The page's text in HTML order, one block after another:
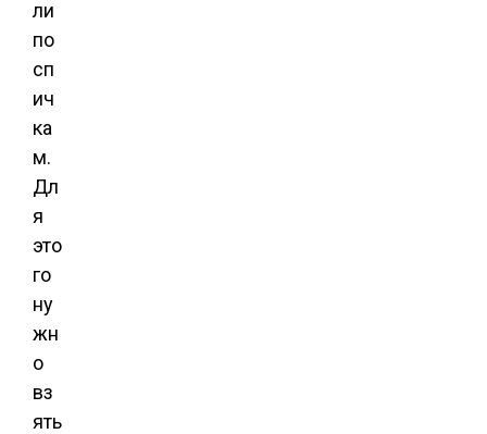
ли
по
сп
ич
ка
м.
Дл
я
это
го
ну
жн
о
вз
ять